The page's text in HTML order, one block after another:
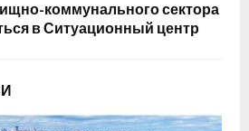
коммунального сектора
в Ситуационный центр